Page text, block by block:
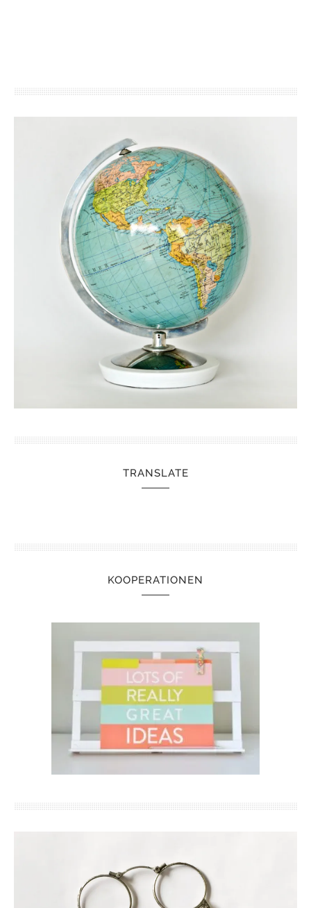
TRANSLATE
KOOPERATIONEN